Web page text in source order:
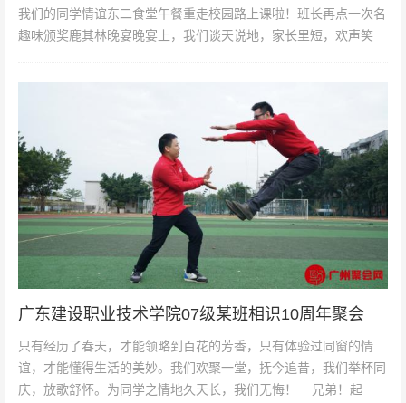
我们的同学情谊东二食堂午餐重走校园路上课啦！班长再点一次名
趣味颁奖鹿其林晚宴晚宴上，我们谈天说地，家长里短，欢声笑
广东建设职业技术学院07级某班相识10周年聚会
只有经历了春天，才能领略到百花的芳香，只有体验过同窗的情
谊，才能懂得生活的美妙。我们欢聚一堂，抚今追昔，我们举杯同
庆，放歌舒怀。为同学之情地久天长，我们无悔！ 兄弟！起